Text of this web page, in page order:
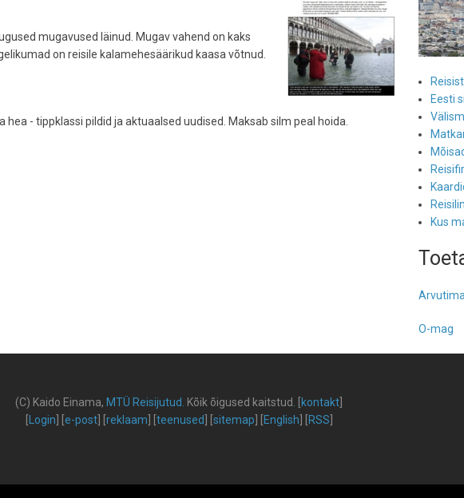
mugavused läinud. Mugav vahend on kaks
on reisile kalamehesäärikud kaasa võtnud.
hea - tippklassi pildid ja aktuaalsed uudised. Maksab silm peal hoida.
Eesti
Kus
O-mag
(C) Kaido Einama, MTÜ Reisijutud. Kõik õigused kaitstud. kontakt
Login e-post] [ reklaam teenused sitemap English RSS